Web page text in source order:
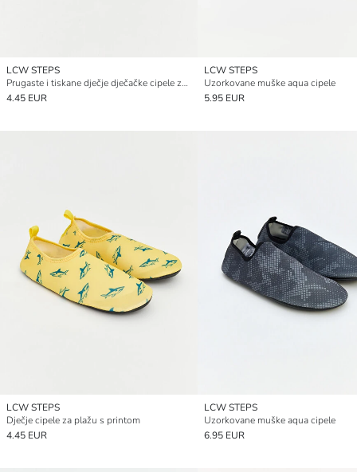
LCW STEPS
Prugaste i tiskane dječje dječačke cipele za vodu
4.45 EUR
LCW STEPS
Uzorkovane muške aqua cipele
5.95 EUR
LCW STEPS
Dječje cipele za plažu s printom
4.45 EUR
LCW STEPS
Uzorkovane muške aqua cipele
6.95 EUR